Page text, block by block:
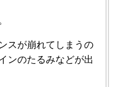
スが崩れてしまうの
ンのたるみなどが出